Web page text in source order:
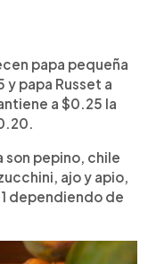
papa pequeña
papa Russet a
a $0.25 la
pepino, chile
ajo y apio,
dependiendo de